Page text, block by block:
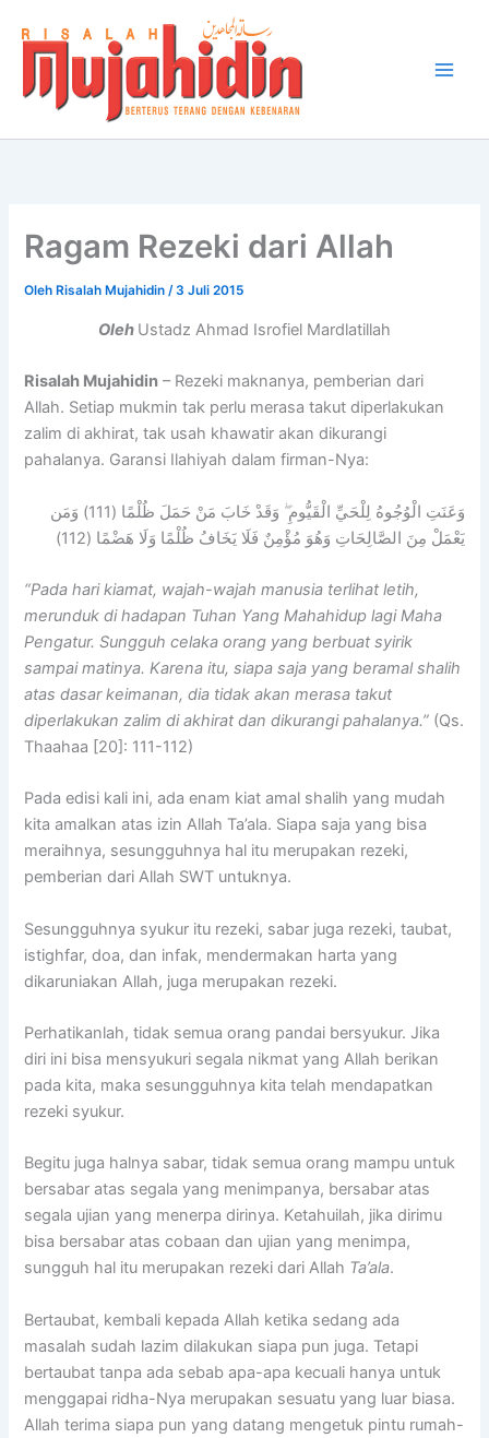
konten
Ragam Rezeki dari Allah
Oleh Risalah Mujahidin/3 Juli 2015
Oleh Ustadz Ahmad Isrofiel Mardlatillah
Risalah Mujahidin – Rezeki maknanya, pemberian dari
Allah. Setiap mukmin tak perlu merasa takut diperlakukan
zalim di akhirat, tak usah khawatir akan dikurangi
pahalanya. Garansi Ilahiyah dalam firman-Nya:
وَعَنَتِ الْوُجُوهُ لِلْحَيِّ الْقَيُّومِ ۖ وَقَدْ خَابَ مَنْ حَمَلَ ظُلْمًا (111) وَمَن
يَعْمَلْ مِنَ الصَّالِحَاتِ وَهُوَ مُؤْمِنٌ فَلَا يَخَافُ ظُلْمًا وَلَا هَضْمًا (112)
“Pada hari kiamat, wajah-wajah manusia terlihat letih,
merunduk di hadapan Tuhan Yang Mahahidup lagi Maha
Pengatur. Sungguh celaka orang yang berbuat syirik
sampai matinya. Karena itu, siapa saja yang beramal shalih
atas dasar keimanan, dia tidak akan merasa takut
diperlakukan zalim di akhirat dan dikurangi pahalanya.” (Qs.
Thaahaa [20]: 111-112)
Pada edisi kali ini, ada enam kiat amal shalih yang mudah
kita amalkan atas izin Allah Ta’ala. Siapa saja yang bisa
meraihnya, sesungguhnya hal itu merupakan rezeki,
pemberian dari Allah SWT untuknya.
Sesungguhnya syukur itu rezeki, sabar juga rezeki, taubat,
istighfar, doa, dan infak, mendermakan harta yang
dikaruniakan Allah, juga merupakan rezeki.
Perhatikanlah, tidak semua orang pandai bersyukur. Jika
diri ini bisa mensyukuri segala nikmat yang Allah berikan
pada kita, maka sesungguhnya kita telah mendapatkan
rezeki syukur.
Begitu juga halnya sabar, tidak semua orang mampu untuk
bersabar atas segala yang menimpanya, bersabar atas
segala ujian yang menerpa dirinya. Ketahuilah, jika dirimu
bisa bersabar atas cobaan dan ujian yang menimpa,
sungguh hal itu merupakan rezeki dari Allah Ta’ala.
Bertaubat, kembali kepada Allah ketika sedang ada
masalah sudah lazim dilakukan siapa pun juga. Tetapi
bertaubat tanpa ada sebab apa-apa kecuali hanya untuk
menggapai ridha-Nya merupakan sesuatu yang luar biasa.
Allah terima siapa pun yang datang mengetuk pintu rumah-